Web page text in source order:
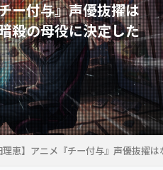
ー付与』声優抜擢は
殺の母役に決定した
理恵】アニメ『チー付与』声優抜擢